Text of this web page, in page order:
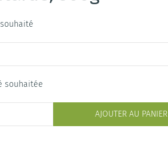
souhaitée
AJOUTER AU PANIER